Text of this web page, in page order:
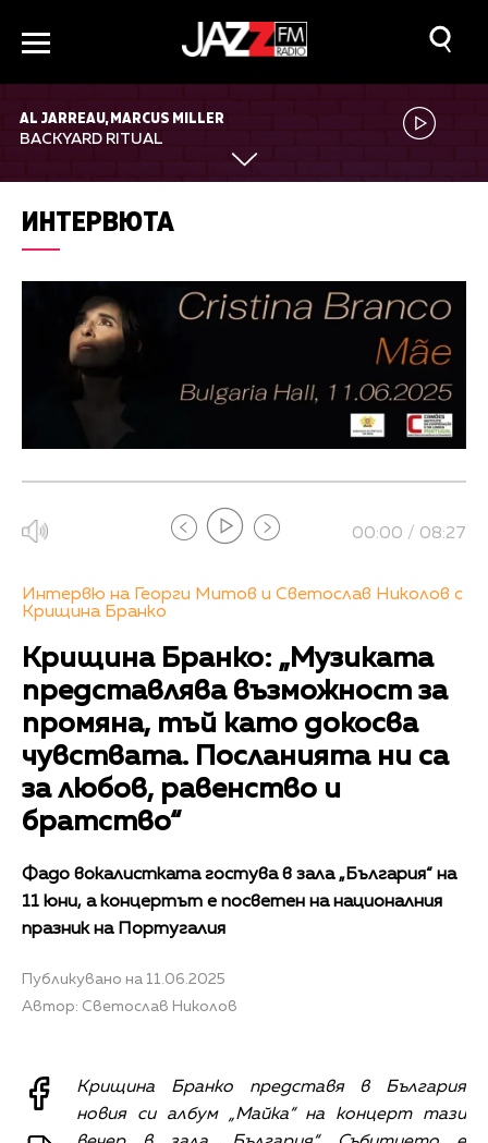
AL JARREAU, MARCUS MILLER
BACKYARD RITUAL
ИНТЕРВЮТА
00:00 / 08:27
Интервю на Георги Митов и Светослав Николов с
Крищина Бранко
Крищина Бранко: „Музиката
представлява възможност за
промяна, тъй като докосва
чувствата. Посланията ни са
за любов, равенство и
братство“
Фадо вокалистката гостува в зала „България“ на
11 юни, а концертът е посветен на националния
празник на Португалия
Публикувано на 11.06.2025
Автор: Светослав Николов
Крищина Бранко представя в България
новия си албум „Майка“ на концерт тази